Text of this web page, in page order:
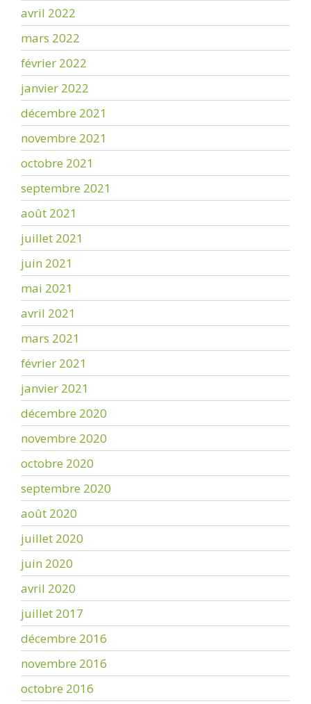
avril 2022
mars 2022
février 2022
janvier 2022
décembre 2021
novembre 2021
octobre 2021
septembre 2021
août 2021
juillet 2021
juin 2021
mai 2021
avril 2021
mars 2021
février 2021
janvier 2021
décembre 2020
novembre 2020
octobre 2020
septembre 2020
août 2020
juillet 2020
juin 2020
avril 2020
juillet 2017
décembre 2016
novembre 2016
octobre 2016